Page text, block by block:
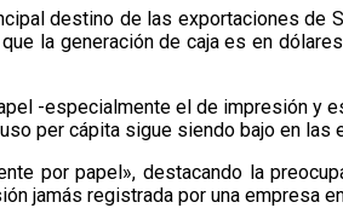
destino de las exportaciones de
la generación de caja es en
-especialmente el de impresión y
per cápita sigue siendo bajo en las
por papel», destacando la
jamás registrada por una empresa